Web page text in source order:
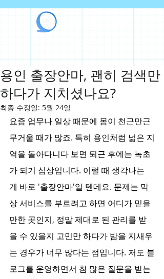
용인 출장안마, 괜히 검색만
하다가 지치셨나요?
최종 수정일: 5월 24일
요즘 업무나 일상 때문에 몸이 천근만근
무거울 때가 많죠. 특히 용인처럼 넓은 지
역을 돌아다니다 보면 퇴근 후에는 녹초
가 되기 십상입니다. 이럴 때 생각나는
게 바로 '출장안마'일 텐데요. 문제는 막
상 서비스를 부르려고 하면 어디가 믿을
만한 곳인지, 정말 제대로 된 관리를 받
을 수 있을지 고민만 하다가 밤을 지새우
는 경우가 너무 많다는 점입니다. 저도 블
로그를 운영하면서 참 많은 질문을 받는